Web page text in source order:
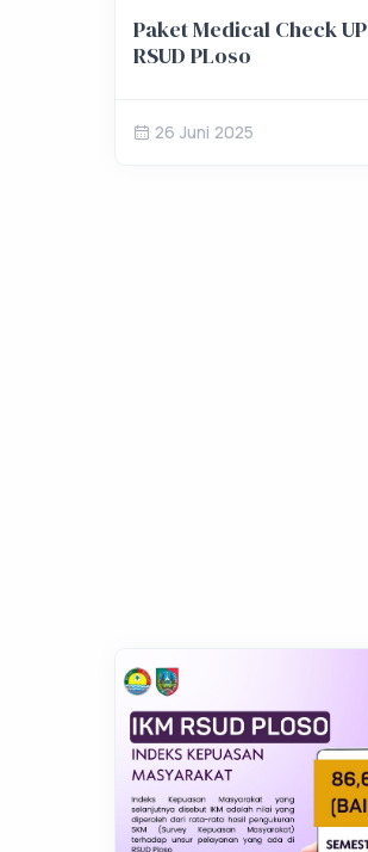
Paket Medical Check UP
RSUD PLoso
26 Juni 2025